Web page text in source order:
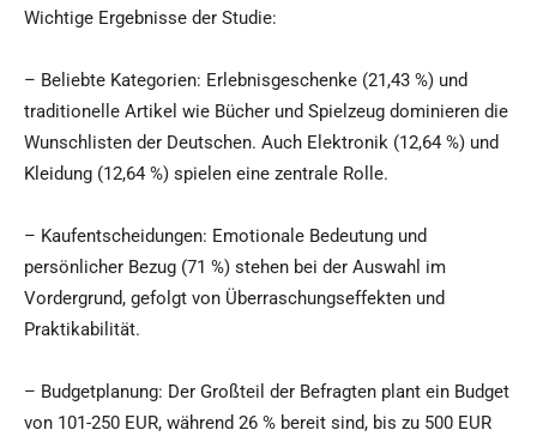
Wichtige Ergebnisse der Studie:
– Beliebte Kategorien: Erlebnisgeschenke (21,43 %) und
traditionelle Artikel wie Bücher und Spielzeug dominieren die
Wunschlisten der Deutschen. Auch Elektronik (12,64 %) und
Kleidung (12,64 %) spielen eine zentrale Rolle.
– Kaufentscheidungen: Emotionale Bedeutung und
persönlicher Bezug (71 %) stehen bei der Auswahl im
Vordergrund, gefolgt von Überraschungseffekten und
Praktikabilität.
– Budgetplanung: Der Großteil der Befragten plant ein Budget
von 101-250 EUR, während 26 % bereit sind, bis zu 500 EUR